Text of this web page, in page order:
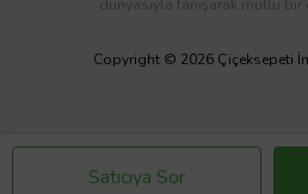
Satıcıya Sor
dünyasıyla tanışarak mutlu
Copyright © 2026 Çiçeksepeti